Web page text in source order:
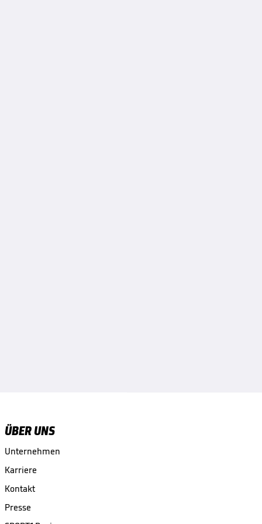
ÜBER UNS
Unternehmen
Karriere
Kontakt
Presse